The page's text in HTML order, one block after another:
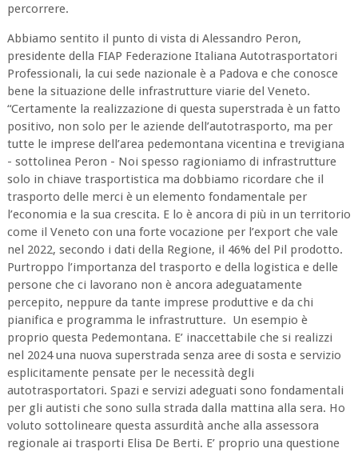
percorrere.
Abbiamo sentito il punto di vista di Alessandro Peron,
presidente della FIAP Federazione Italiana Autotrasportatori
Professionali, la cui sede nazionale è a Padova e che conosce
bene la situazione delle infrastrutture viarie del Veneto.
“Certamente la realizzazione di questa superstrada è un fatto
positivo, non solo per le aziende dell’autotrasporto, ma per
tutte le imprese dell’area pedemontana vicentina e trevigiana
- sottolinea Peron - Noi spesso ragioniamo di infrastrutture
solo in chiave trasportistica ma dobbiamo ricordare che il
trasporto delle merci è un elemento fondamentale per
l’economia e la sua crescita. E lo è ancora di più in un territorio
come il Veneto con una forte vocazione per l’export che vale
nel 2022, secondo i dati della Regione, il 46% del Pil prodotto.
Purtroppo l’importanza del trasporto e della logistica e delle
persone che ci lavorano non è ancora adeguatamente
percepito, neppure da tante imprese produttive e da chi
pianifica e programma le infrastrutture. Un esempio è
proprio questa Pedemontana. E’ inaccettabile che si realizzi
nel 2024 una nuova superstrada senza aree di sosta e servizio
esplicitamente pensate per le necessità degli
autotrasportatori. Spazi e servizi adeguati sono fondamentali
per gli autisti che sono sulla strada dalla mattina alla sera. Ho
voluto sottolineare questa assurdità anche alla assessora
regionale ai trasporti Elisa De Berti. E’ proprio una questione